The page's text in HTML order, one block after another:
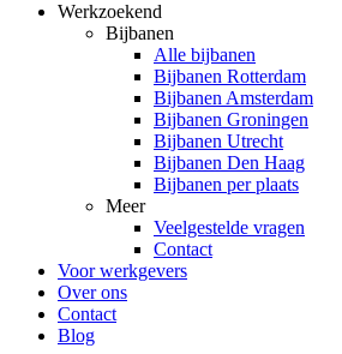
Werkzoekend
Bijbanen
Alle bijbanen
Bijbanen Rotterdam
Bijbanen Amsterdam
Bijbanen Groningen
Bijbanen Utrecht
Bijbanen Den Haag
Bijbanen per plaats
Meer
Veelgestelde vragen
Contact
Voor werkgevers
Over ons
Contact
Blog